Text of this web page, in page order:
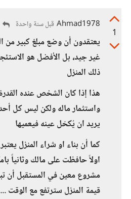
1
Ahmad1978 قبل سنة واحدة
يعتقدون أن وضع مبلغ كبير من
غير جيد، بل الأفضل هو
ذلك المنزل
هذا إذا كان الشخص عنده
واستثمار ماله ولكن ليس كل
يريد ان يُكحّل عينه فيعميها
كما أن بناء او شراء المنزل
اولاً حافظت على مالك وثانياً
مشروع معين في المستقبل أن
قيمة المنزل سترتفع مع الوقت ...